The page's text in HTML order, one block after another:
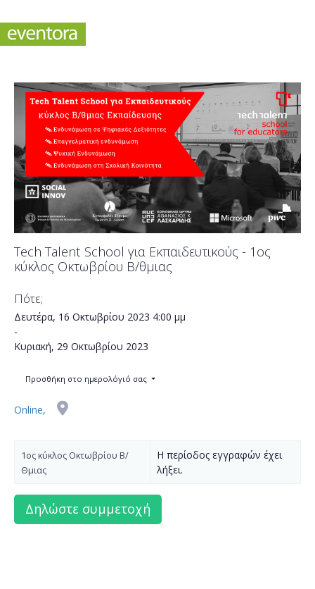
Tech Talent School για Εκπαιδευτικούς - 1ος
κύκλος Οκτωβρίου Β/θμιας
Πότε;
Δευτέρα, 16 Οκτωβρίου 2023 4:00 μμ
-
Κυριακή, 29 Οκτωβρίου 2023
Προσθήκη στο ημερολόγιό σας
Online,
1ος κύκλος Οκτωβρίου Β/
Θμιας
Η περίοδος εγγραφών έχει
λήξει.